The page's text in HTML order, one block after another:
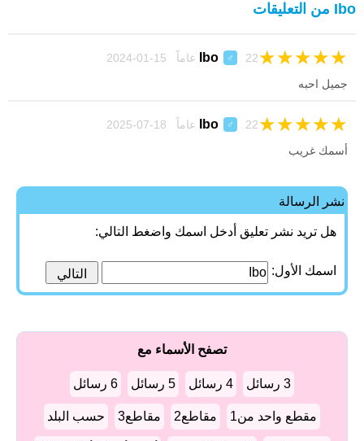
Ibo من التعليقات
Ibo ♂ 22 عاماً 15-01-2024 ★
★
★
★
★
جميل احبه
Ibo ♂ 22 عاماً 18-07-2025 ★
★
★
★
★
أسمك غريب
نشر الرسالة
هل تريد نشر تعليق أدخل اسمك واضغط التالي:
اسمك الأول:
تصفح الأسماء مع
3 رسائل 4 رسائل 5 رسائل 6 رسائل
مقطع واحد من1 مقاطع2 مقاطع3 حسب البلد